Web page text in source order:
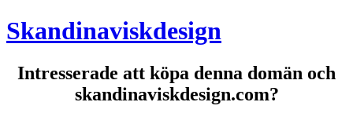
Skandinaviskdesign
Intresserade att köpa denna domän och
skandinaviskdesign.com?